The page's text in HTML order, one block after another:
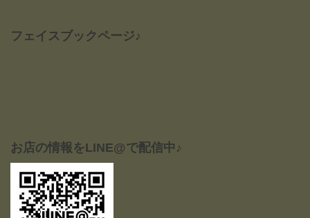
フェイスブックページ♪
お店の情報をLINE@で配信中♪